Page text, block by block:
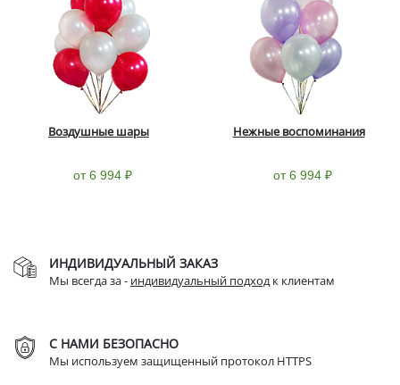
Воздушные шары
от 6 994 ₽
Нежные воспоминания
от 6 994 ₽
ИНДИВИДУАЛЬНЫЙ ЗАКАЗ
Мы всегда за - индивидуальный подходк клиентам
С НАМИ БЕЗОПАСНО
Мы используем защищенный протокол HTTPS